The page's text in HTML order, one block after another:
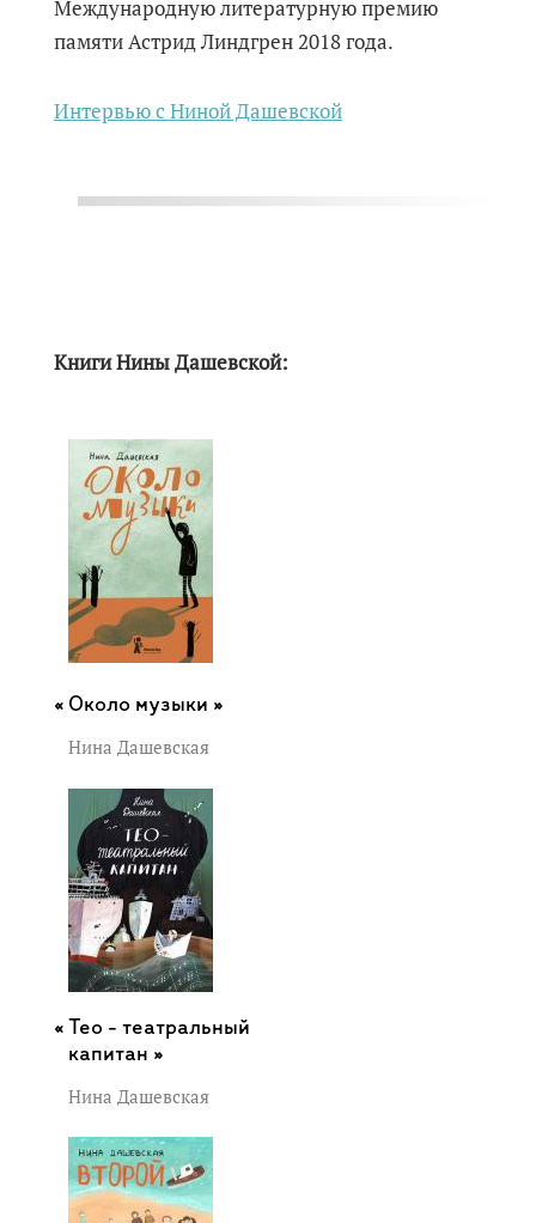
Международную литературную премию
памяти Астрид Линдгрен 2018 года.
Интервью с Ниной Дашевской
Книги Нины Дашевской:
Около музыки »
Нина Дашевская
Тео - театральный
капитан »
Нина Дашевская